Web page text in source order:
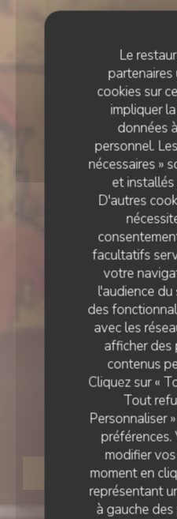
Le
cookies sur
impliquer
données
personnel.
nécessaires »
et
D'autres
facultatifs
votre
l'audience
des
avec les
afficher des
contenus
Cliquez sur «
Tout
Personnaliser
modifier
moment en
représentant
à gauche
ESTAMINET
Estaminet
Brigitte rue